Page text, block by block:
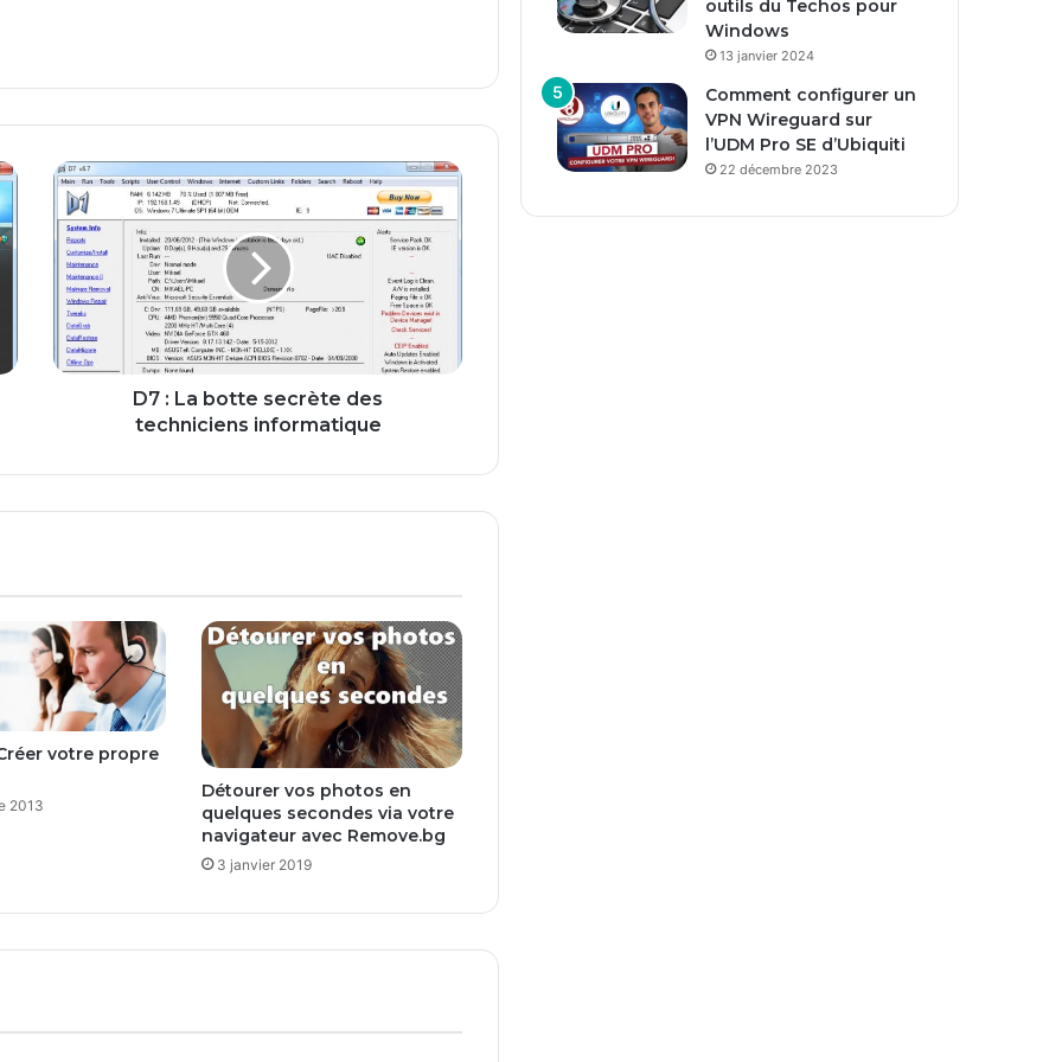
D
:
t
c
d
e
s
t
e
c
s
D7 : La botte secrète des
techniciens informatique
votre propre
2013
Détourer vos photos en
quelques secondes via votre
navigateur avec Remove.bg
3 janvier 2019
outils du Techos pour
Windows
13 janvier 2024
Comment configurer un
VPN Wireguard sur
l’UDM Pro SE d’Ubiquiti
22 décembre 2023